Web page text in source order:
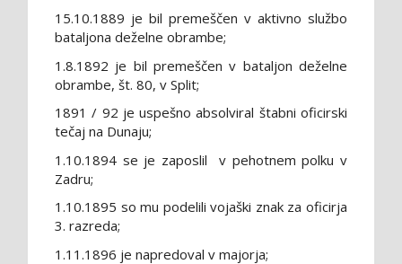
15.10.1889 je bil premeščen v aktivno službo
bataljona deželne obrambe;
1.8.1892 je bil premeščen v bataljon deželne
obrambe, št. 80, v Split;
1891 / 92 je uspešno absolviral štabni oficirski
tečaj na Dunaju;
1.10.1894 se je zaposlil v pehotnem polku v
Zadru;
1.10.1895 so mu podelili vojaški znak za oficirja
3. razreda;
1.11.1896 je napredoval v majorja;